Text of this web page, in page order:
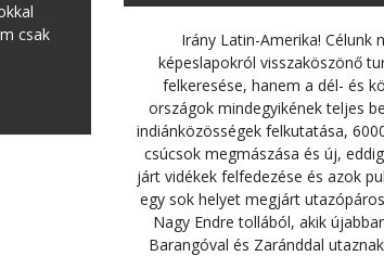
csak
Irány Latin-Amerika! Célunk
képeslapokról visszaköszönő
felkeresése, hanem a dél- és
országok mindegyikének teljes
indiánközösségek felkutatása,
csúcsok megmászása és új,
járt vidékek felfedezése és azok
egy sok helyet megjárt
Nagy Endre tollából, akik
Barangóval és Zaránddal